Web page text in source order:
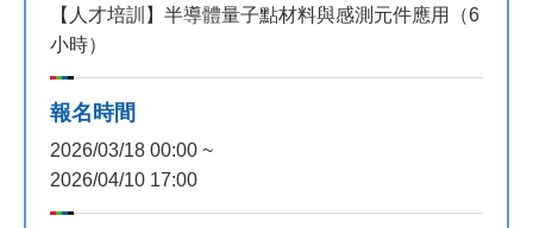
【人才培訓】半導體量子點材料與感測元件應用（6
小時）
報名時間
2026/03/18 00:00 ~
2026/04/10 17:00